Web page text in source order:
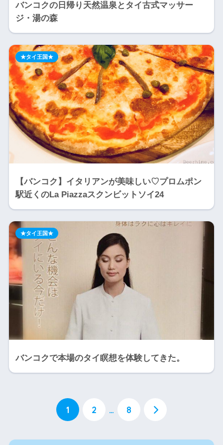
バンコクの日帰り天然温泉とタイ古式マッサー
ジ・湯の森
【バンコク】イタリアンが美味しい♡プロムポン
駅近くのLa Piazzaスクンビットソイ24
★タイ王国★
バンコクで本場のタイ瞑想を体験してきた。
★タイ王国★
1 2 … 8